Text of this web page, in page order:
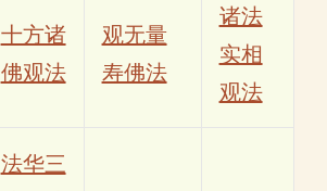
十方诸
佛观法
观无量
寿佛法
诸法
实相
观法
法华三